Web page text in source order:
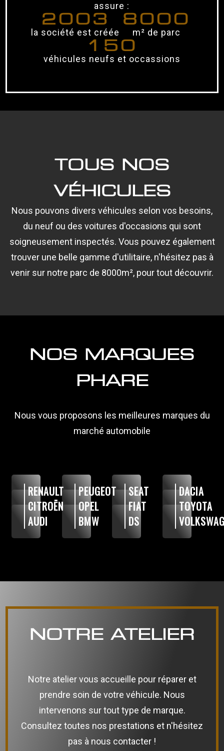
assure :
2003
la société est créée
8000
m² de parc
150
véhicules neufs et occassions
TOUS NOS
VÉHICULES
Nous pouvons divers véhicules selon vos besoins,
du neuf ou des voitures d'occasions qui sont
soigneusement inspectés. Vous pouvez également
trouver une belle gamme d'utilitaire, n'hésitez pas à
venir sur notre parc de 8000m², pour tout découvrir.
NOS MARQUES
PHARE
Nous vous proposons les meilleures marques du
marché automobile
RENAULT PEUGEOT SEAT
DACIA
CITROËN
OPEL FIAT
TOYOTA
AUDI
BMW DS
NOTRE ATELIER
Notre atelier vous accueille pour réparer et
prendre soin de votre véhicule. Nous
intervenons sur tout type de marque.
Consultez toutes nos prestations et n'hésitez
pas à nous contacter !